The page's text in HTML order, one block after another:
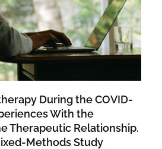
During the COVID-
With the
Therapeutic Relationship.
Methods Study